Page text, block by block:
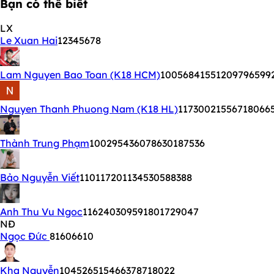
Bạn có thể biết
LX
Le Xuan Hai12345678
Lam Nguyen Bao Toan (K18 HCM)
Nguyen Thanh Phuong Nam (K18 HL)
Thành Trung Phạm100295436078630187536
Bảo Nguyễn Viết110117201134530588388
Anh Thu Vu Ngoc116240309591801729047
NĐ
Ngọc Đức 81606610
Kha Nguyễn104526515466378718022